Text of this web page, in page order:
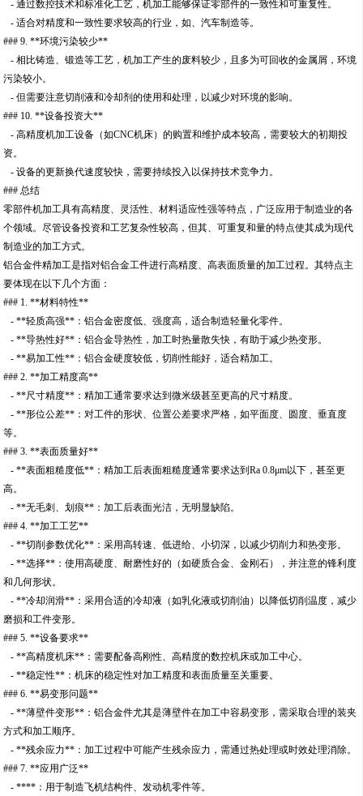
- 通过数控技术和标准化工艺，机加工能够保证零部件的一致性和可重复性。
- 适合对精度和一致性要求较高的行业，如、汽车制造等。
### 9. **环境污染较少**
- 相比铸造、锻造等工艺，机加工产生的废料较少，且多为可回收的金属屑，环境
污染较小。
- 但需要注意切削液和冷却剂的使用和处理，以减少对环境的影响。
### 10. **设备投资大**
- 高精度机加工设备（如CNC机床）的购置和维护成本较高，需要较大的初期投
资。
- 设备的更新换代速度较快，需要持续投入以保持技术竞争力。
### 总结
零部件机加工具有高精度、灵活性、材料适应性强等特点，广泛应用于制造业的各
个领域。尽管设备投资和工艺复杂性较高，但其、可重复和量的特点使其成为现代
制造业的加工方式。
铝合金件精加工是指对铝合金工件进行高精度、高表面质量的加工过程。其特点主
要体现在以下几个方面：
### 1. **材料特性**
- **轻质高强**：铝合金密度低、强度高，适合制造轻量化零件。
- **导热性好**：铝合金导热性，加工时热量散失快，有助于减少热变形。
- **易加工性**：铝合金硬度较低，切削性能好，适合精加工。
### 2. **加工精度高**
- **尺寸精度**：精加工通常要求达到微米级甚至更高的尺寸精度。
- **形位公差**：对工件的形状、位置公差要求严格，如平面度、圆度、垂直度
等。
### 3. **表面质量好**
- **表面粗糙度低**：精加工后表面粗糙度通常要求达到Ra 0.8μm以下，甚至更
高。
- **无毛刺、划痕**：加工后表面光洁，无明显缺陷。
### 4. **加工工艺**
- **切削参数优化**：采用高转速、低进给、小切深，以减少切削力和热变形。
- **选择**：使用高硬度、耐磨性好的（如硬质合金、金刚石），并注意的锋利度
和几何形状。
- **冷却润滑**：采用合适的冷却液（如乳化液或切削油）以降低切削温度，减少
磨损和工件变形。
### 5. **设备要求**
- **高精度机床**：需要配备高刚性、高精度的数控机床或加工中心。
- **稳定性**：机床的稳定性对加工精度和表面质量至关重要。
### 6. **易变形问题**
- **薄壁件变形**：铝合金件尤其是薄壁件在加工中容易变形，需采取合理的装夹
方式和加工顺序。
- **残余应力**：加工过程中可能产生残余应力，需通过热处理或时效处理消除。
### 7. **应用广泛**
- ****：用于制造飞机结构件、发动机零件等。